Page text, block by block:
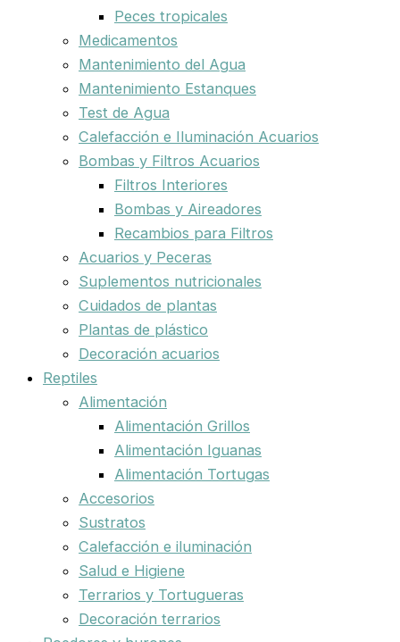
Peces tropicales
Medicamentos
Mantenimiento del Agua
Mantenimiento Estanques
Test de Agua
Calefacción e Iluminación Acuarios
Bombas y Filtros Acuarios
Filtros Interiores
Bombas y Aireadores
Recambios para Filtros
Acuarios y Peceras
Suplementos nutricionales
Cuidados de plantas
Plantas de plástico
Decoración acuarios
Reptiles
Alimentación
Alimentación Grillos
Alimentación Iguanas
Alimentación Tortugas
Accesorios
Sustratos
Calefacción e iluminación
Salud e Higiene
Terrarios y Tortugueras
Decoración terrarios